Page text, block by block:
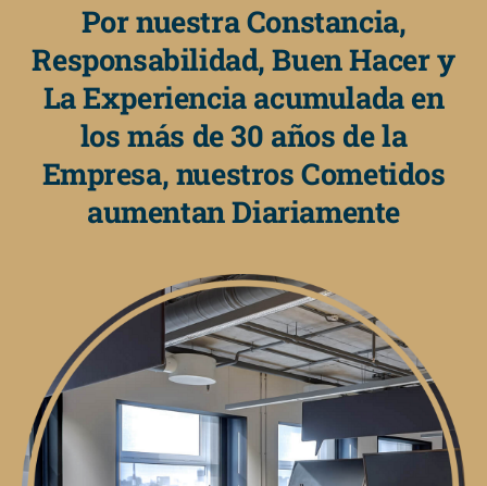
Por nuestra Constancia,
Responsabilidad, Buen Hacer y
La Experiencia acumulada en
los más de 30 años de la
Empresa, nuestros Cometidos
aumentan Diariamente